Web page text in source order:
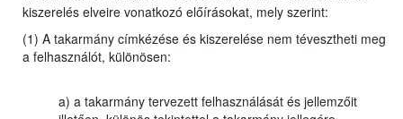
kiszerelés elveire vonatkozó előírásokat, mely szerint:
(1) A takarmány címkézése és kiszerelése nem tévesztheti meg
a felhasználót, különösen:
a) a takarmány tervezett felhasználását és jellemzőit